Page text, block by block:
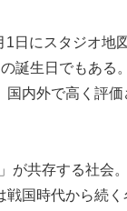
日にスタジオ地
誕生日でもあ
内外で高く評
が共存する社会
国時代から続